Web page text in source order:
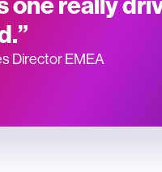
Director EMEA